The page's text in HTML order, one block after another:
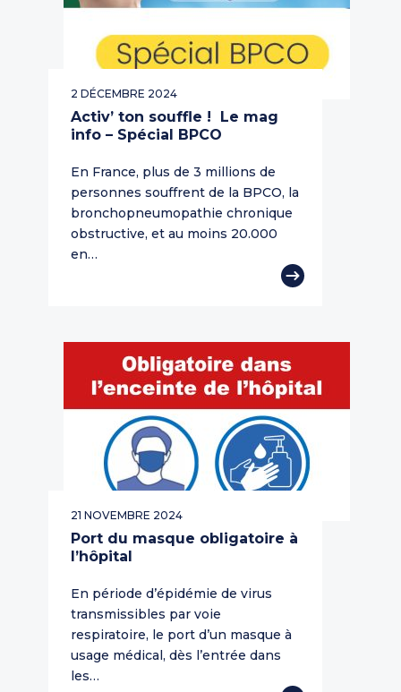
2 DÉCEMBRE 2024
Activ’ ton souffle ! Le mag
info – Spécial BPCO
En France, plus de 3 millions de
personnes souffrent de la BPCO, la
bronchopneumopathie chronique
obstructive, et au moins 20.000
en…
21 NOVEMBRE 2024
Port du masque obligatoire à
l’hôpital
En période d’épidémie de virus
transmissibles par voie
respiratoire, le port d’un masque à
usage médical, dès l’entrée dans
les…